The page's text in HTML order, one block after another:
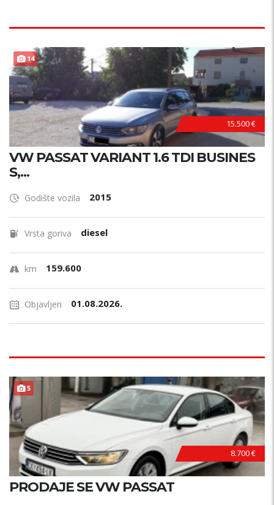
14
15.500 €
VW PASSAT VARIANT 1.6 TDI BUSINES
S,...
Godište vozila 2015
Vrsta goriva diesel
km 159.600
Objavljen 01.08.2026.
5
8.700 €
PRODAJE SE VW PASSAT